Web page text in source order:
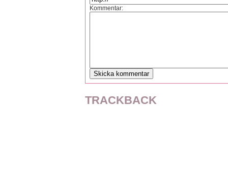
Kommentar:
TRACKBACK